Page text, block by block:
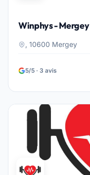
Winphys - Mergey
, 10600 Mergey
5/5 · 3 avis